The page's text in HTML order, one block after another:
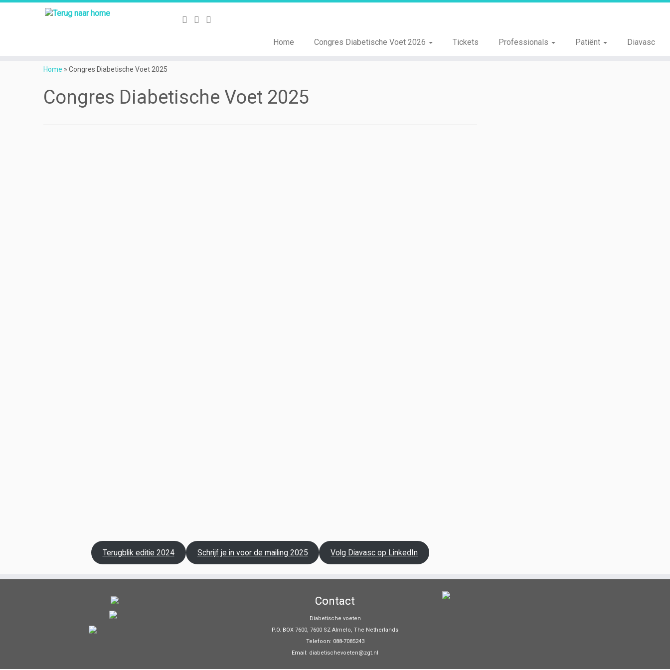
Home Congres Diabetische Voet 2026 Tickets Professionals Patiënt Diavasc
Home » Congres Diabetische Voet 2025
Congres Diabetische Voet 2025
Terugblik editie 2024 Schrijf je in voor de mailing 2025 Volg Diavasc op LinkedIn
Contact
Diabetische voeten
P.O. BOX 7600, 7600 SZ Almelo, The Netherlands
Telefoon: 088-7085243
Email: diabetischevoeten@zgt.nl